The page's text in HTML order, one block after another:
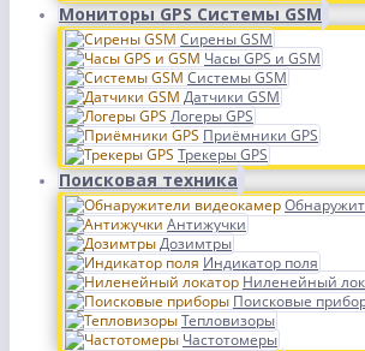
Мониторы GPS Системы GSM
Сирены GSM
Часы GPS и GSM
Системы GSM
Датчики GSM
Логеры GPS
Приёмники GPS
Трекеры GPS
Поисковая техника
Антижучки
Дозимтры
Индикатор поля
Ниленейный
Поисковые
Тепловизоры
Частотомеры